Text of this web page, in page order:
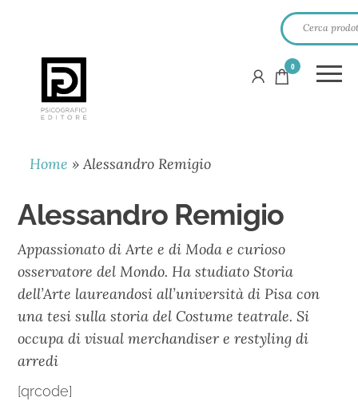
PSICOGRAFICI
EDITORE
0
Home »Alessandro Remigio
Alessandro Remigio
Appassionato di Arte e di Moda e curioso
osservatore del Mondo. Ha studiato Storia
dell’Arte laureandosi all’università di Pisa con
una tesi sulla storia del Costume teatrale. Si
occupa di visual merchandiser e restyling di
arredi
[qrcode]